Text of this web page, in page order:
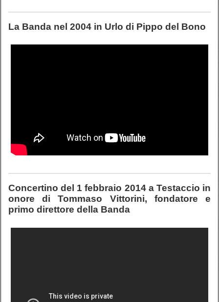
La Banda nel 2004 in Urlo di Pippo del Bono
Concertino del 1 febbraio 2014 a Testaccio in
onore di Tommaso Vittorini, fondatore e
primo direttore della Banda